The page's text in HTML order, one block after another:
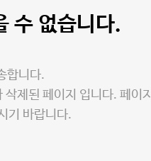
수 없습니다.
합니다.
제된 페이지 입니다. 페이지
기 바랍니다.